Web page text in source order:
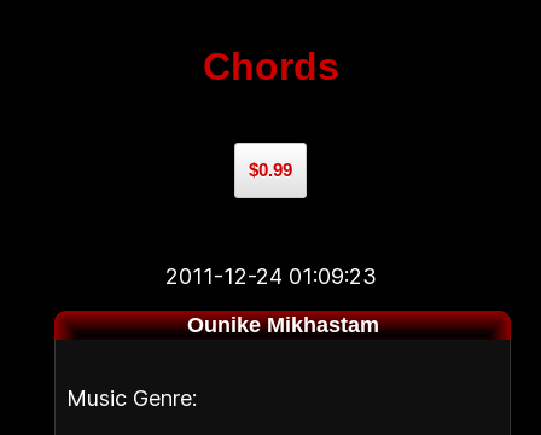
Chords
$0.99
2011-12-24 01:09:23
Ounike Mikhastam
Music Genre: